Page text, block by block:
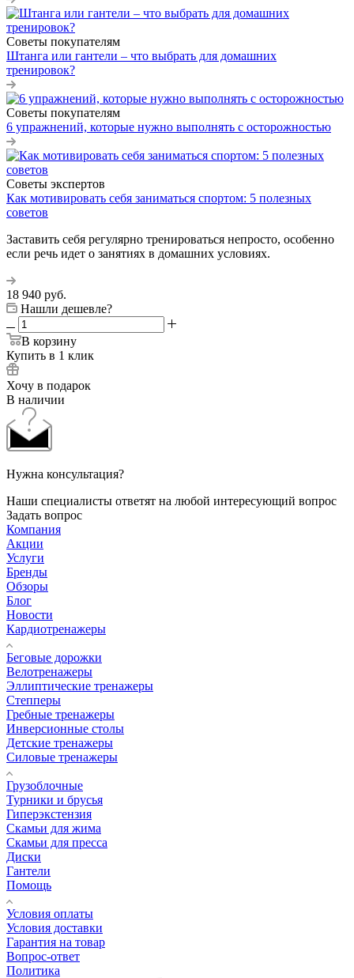
Советы покупателям
Штанга или гантели – что выбрать для домашних
тренировок?
Советы покупателям
6 упражнений, которые нужно выполнять с осторожностью
Советы экспертов
Как мотивировать себя заниматься спортом: 5 полезных
советов
Заставить себя регулярно тренироваться непросто, особенно
если речь идет о занятиях в домашних условиях.
18 940 руб.
Нашли дешевле?
В корзину
Купить в 1 клик
Хочу в подарок
В наличии
Нужна консультация?
Наши специалисты ответят на любой интересующий вопрос
Задать вопрос
Компания
Акции
Услуги
Бренды
Обзоры
Блог
Новости
Кардиотренажеры
Беговые дорожки
Велотренажеры
Эллиптические тренажеры
Степперы
Гребные тренажеры
Инверсионные столы
Детские тренажеры
Силовые тренажеры
Грузоблочные
Турники и брусья
Гиперэкстензия
Скамьи для жима
Скамьи для пресса
Диски
Гантели
Помощь
Условия оплаты
Условия доставки
Гарантия на товар
Вопрос-ответ
Политика